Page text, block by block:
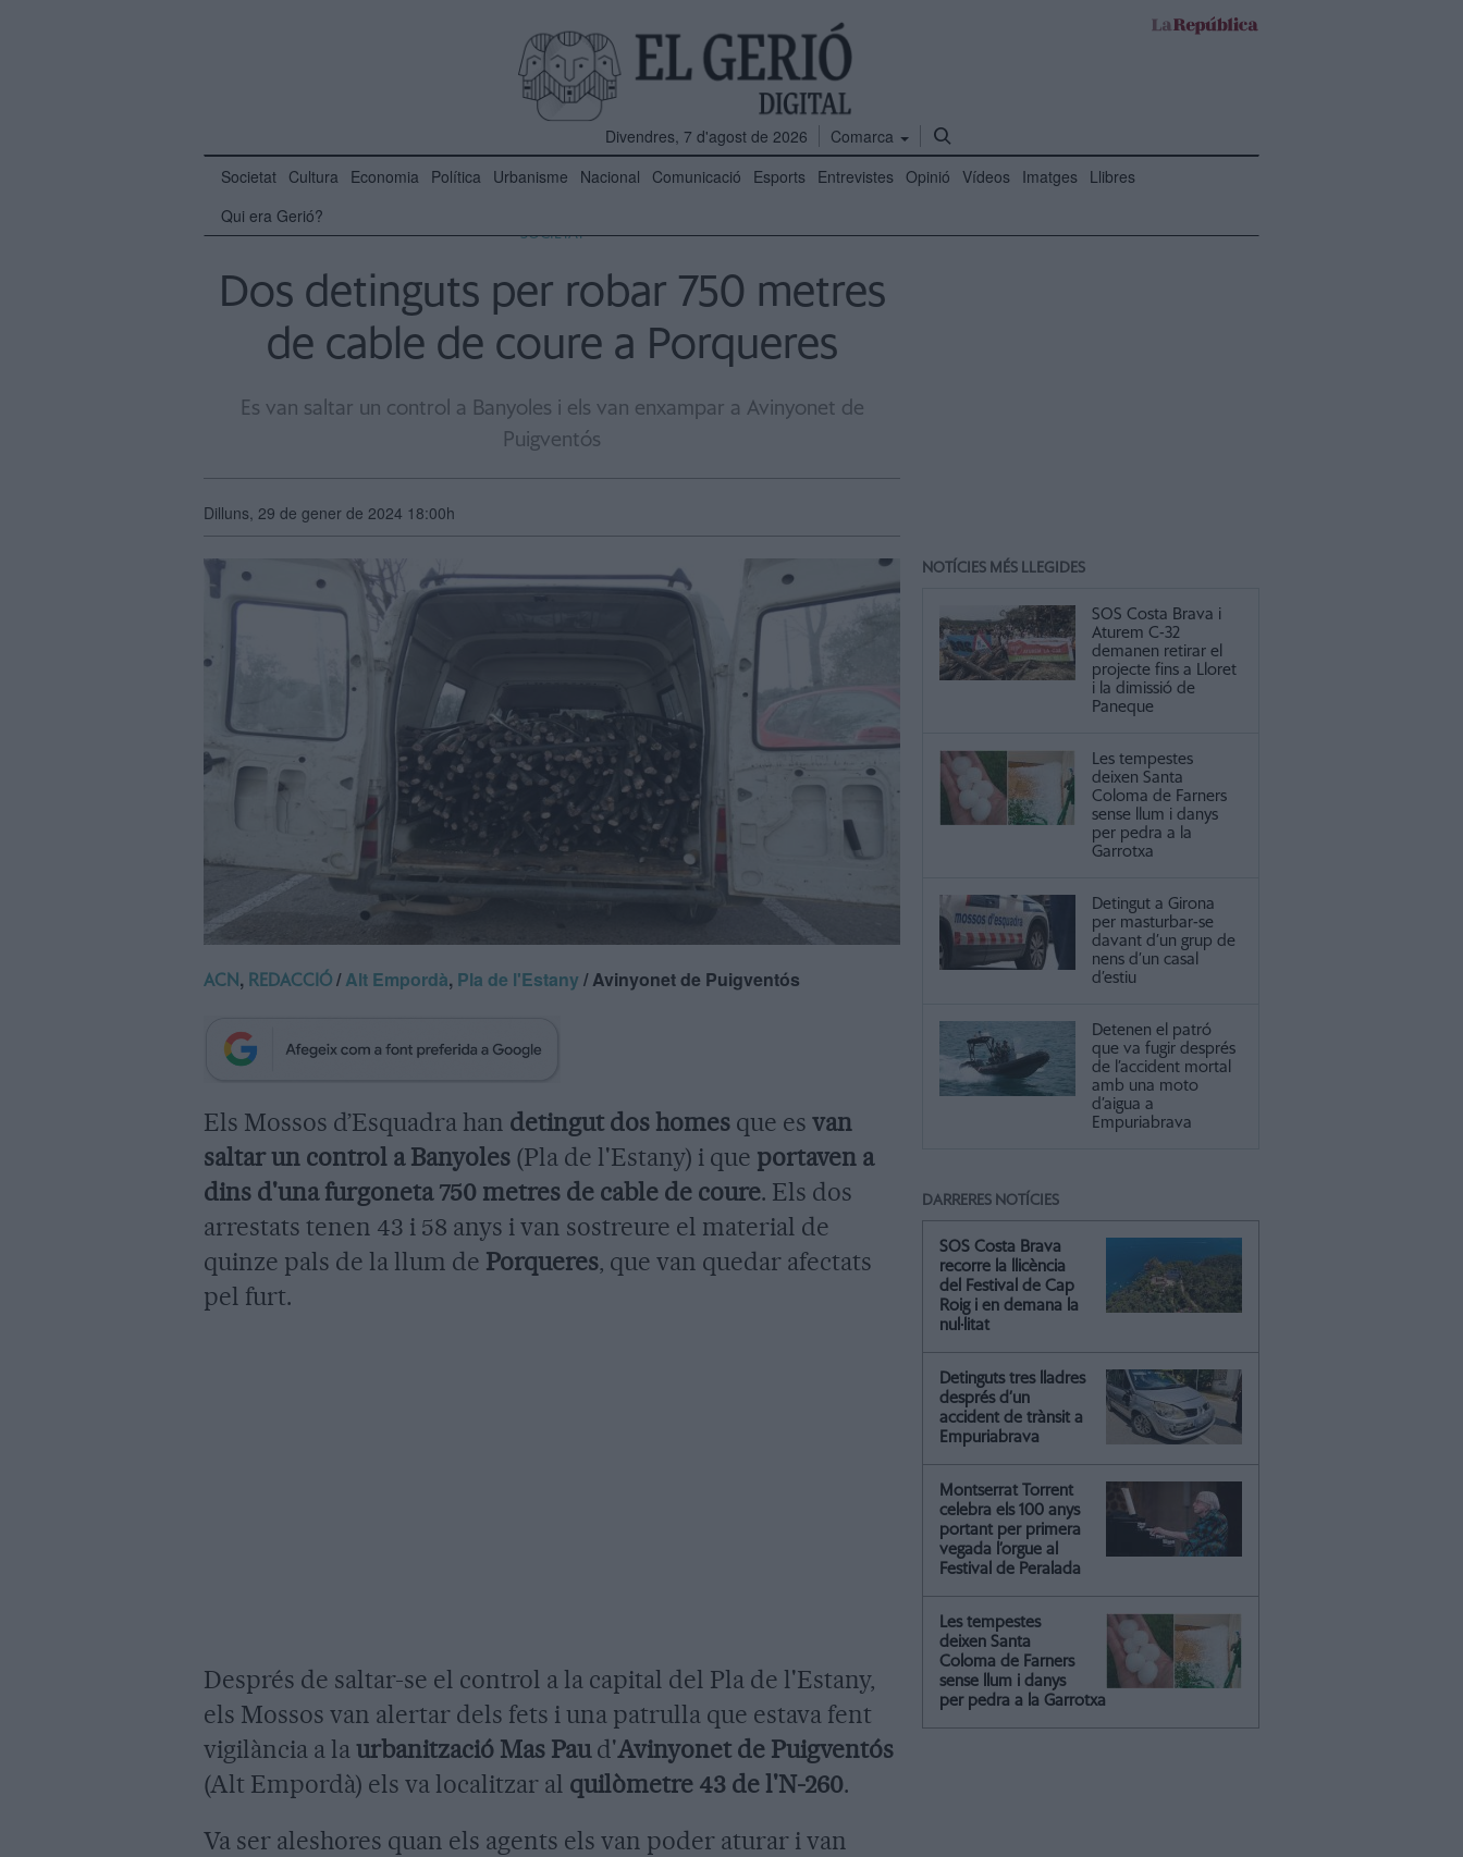
Divendres, 7 d'agost de 2026
Comarca
Societat Cultura Economia Política Urbanisme Nacional Comunicació Esports Entrevistes Opinió Vídeos Imatges Llibres
Qui era Gerió?
SOCIETAT
Dos detinguts per robar 750 metres
de cable de coure a Porqueres
Es van saltar un control a Banyoles i els van enxampar a Avinyonet de
Puigventós
Dilluns, 29 de gener de 2024 18:00h
ACN , REDACCIÓ /Alt Empordà, Pla de l'Estany / Avinyonet de Puigventós
Els Mossos d’Esquadra han detingut dos homes que es van
saltar un control a Banyoles (Pla de l'Estany) i que portaven a
dins d'una furgoneta 750 metres de cable de coure. Els dos
arrestats tenen 43 i 58 anys i van sostreure el material de
quinze pals de la llum de Porqueres, que van quedar afectats
pel furt.
Després de saltar-se el control a la capital del Pla de l'Estany,
els Mossos van alertar dels fets i una patrulla que estava fent
vigilància a laurbanització Mas Paud'Avinyonet de Puigventós
(Alt Empordà) els va localitzar al quilòmetre 43 de l'N-260.
Va ser aleshores quan els agents els van poder aturar i van
NOTÍCIES MÉS LLEGIDES
SOS Costa Brava i
Aturem C-32
demanen retirar el
projecte fins a Lloret
i la dimissió de
Paneque
Les tempestes
deixen Santa
Coloma de Farners
sense llum i danys
per pedra a la
Garrotxa
Detingut a Girona
per masturbar-se
davant d’un grup de
nens d’un casal
d’estiu
Detenen el patró
que va fugir després
de l’accident mortal
amb una moto
d’aigua a
Empuriabrava
DARRERES NOTÍCIES
SOS Costa Brava
recorre la llicència
del Festival de Cap
Roig i en demana la
nul·litat
Detinguts tres lladres
després d’un
accident de trànsit a
Empuriabrava
Montserrat Torrent
celebra els 100 anys
portant per primera
vegada l’orgue al
Festival de Peralada
Les tempestes
deixen Santa
Coloma de Farners
sense llum i danys
per pedra a la Garrotxa